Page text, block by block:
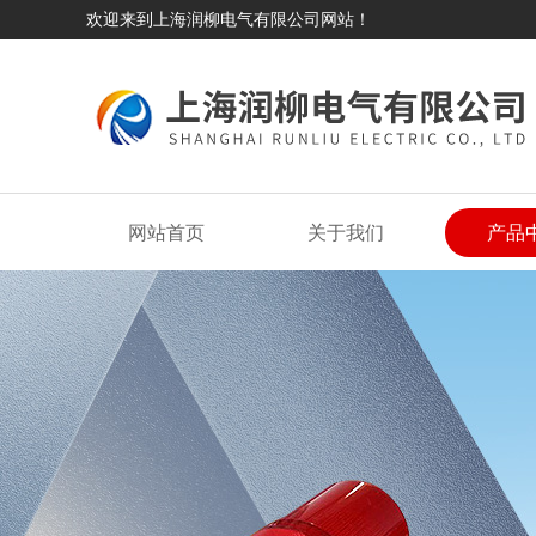
欢迎来到上海润柳电气有限公司网站！
网站首页 关于我们 产品